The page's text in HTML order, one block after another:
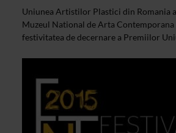
Uniunea Artistilor Plastici din Romania
Muzeul National de Arta Contemporana
festivitatea de decernare a Premiilor